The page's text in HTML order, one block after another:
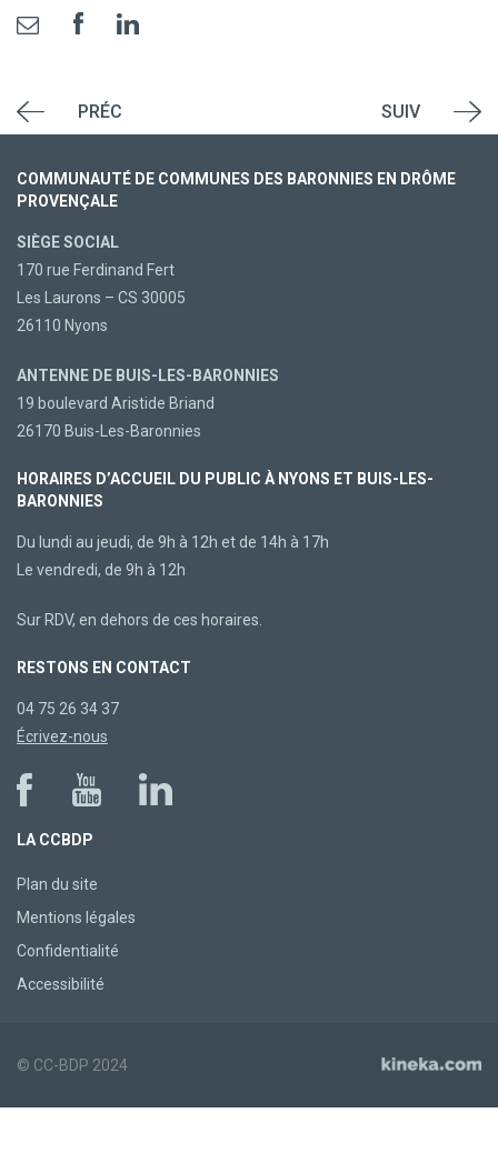
PRÉC SUIV
COMMUNAUTÉ DE COMMUNES DES BARONNIES EN DRÔME
PROVENÇALE
SIÈGE SOCIAL
170 rue Ferdinand Fert
Les Laurons – CS 30005
26110 Nyons
ANTENNE DE BUIS-LES-BARONNIES
19 boulevard Aristide Briand
26170 Buis-Les-Baronnies
HORAIRES D’ACCUEIL DU PUBLIC À NYONS ET BUIS-LES-
BARONNIES
Du lundi au jeudi, de 9h à 12h et de 14h à 17h
Le vendredi, de 9h à 12h
Sur RDV, en dehors de ces horaires.
RESTONS EN CONTACT
04 75 26 34 37
Écrivez-nous
LA CCBDP
Plan du site
Mentions légales
Confidentialité
Accessibilité
© CC-BDP 2024